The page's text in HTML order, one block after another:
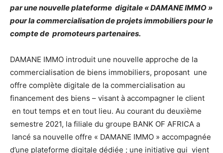
par une nouvelle plateforme digitale « DAMANE IMMO »
pour la commercialisation de projets immobiliers pour le
compte de promoteurs partenaires.
DAMANE IMMO introduit une nouvelle approche de la
commercialisation de biens immobiliers, proposant une
offre complète digitale de la commercialisation au
financement des biens – visant à accompagner le client
en tout temps et en tout lieu. Au courant du deuxième
semestre 2021, la filiale du groupe BANK OF AFRICA a
lancé sa nouvelle offre « DAMANE IMMO » accompagnée
d’une plateforme digitale dédiée ; une initiative qui vient